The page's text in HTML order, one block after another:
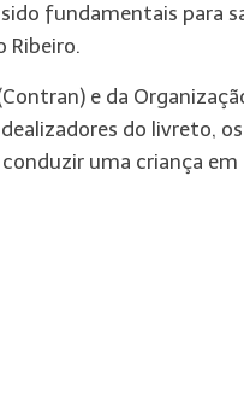
fundamentais para
Ribeiro.
e da
do livreto,
uma criança em